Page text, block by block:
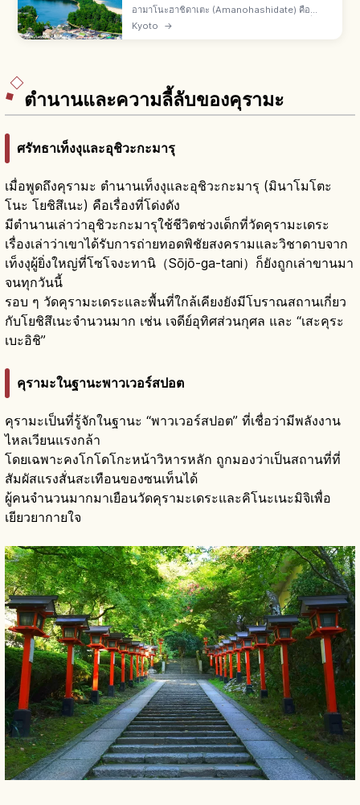
อามาโนะฮาชิดาเตะ (Amanohashidate) คือ
สันดอนทรายมิยาซุเหนือเกียวโต 1 ใน 3 วิวดังญี่ปุ่
นกับมัตสึชิมะและมิยาจิมะ ยาว 3.6 กม. ต้นสนกว่า
Kyoto →
ตำนานและความลี้ลับของคุรามะ
ศรัทธาเท็งงุและอุชิวะกะมารุ
เมื่อพูดถึงคุรามะ ตำนานเท็งงุและอุชิวะกะมารุ (มินาโมโตะ
โนะ โยชิสึเนะ) คือเรื่องที่โด่งดัง
มีตำนานเล่าว่าอุชิวะกะมารุใช้ชีวิตช่วงเด็กที่วัดคุรามะเดระ
เรื่องเล่าว่าเขาได้รับการถ่ายทอดพิชัยสงครามและวิชาดาบจาก
เท็งงุผู้ยิ่งใหญ่ที่โซโจงะทานิ（Sōjō-ga-tani）ก็ยังถูกเล่าขานมา
จนทุกวันนี้
รอบ ๆ วัดคุรามะเดระและพื้นที่ใกล้เคียงยังมีโบราณสถานเกี่ยว
กับโยชิสึเนะจำนวนมาก เช่น เจดีย์อุทิศส่วนกุศล และ “เสะคุระ
เบะอิชิ”
คุรามะในฐานะพาวเวอร์สปอต
คุรามะเป็นที่รู้จักในฐานะ “พาวเวอร์สปอต” ที่เชื่อว่ามีพลังงาน
ไหลเวียนแรงกล้า
โดยเฉพาะคงโกโดโกะหน้าวิหารหลัก ถูกมองว่าเป็นสถานที่ที่
สัมผัสแรงสั่นสะเทือนของซนเท็นได้
ผู้คนจำนวนมากมาเยือนวัดคุรามะเดระและคิโนะเนะมิจิเพื่อ
เยียวยากายใจ